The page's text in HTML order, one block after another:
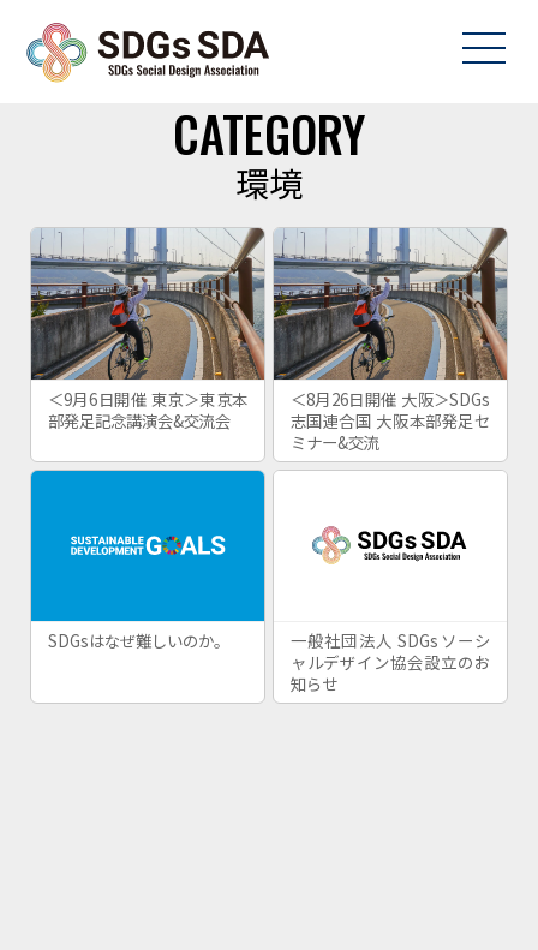
CATEGORY
環境
＜9月6日開催 東京＞東京本
部発足記念講演会&交流会
＜8月26日開催 大阪＞SDGs
志国連合国 大阪本部発足セ
ミナー&交流
SDGsはなぜ難しいのか。
一般社団法人 SDGsソーシ
ャルデザイン協会設立のお
知らせ